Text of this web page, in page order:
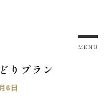
MENU
りプラン
6日